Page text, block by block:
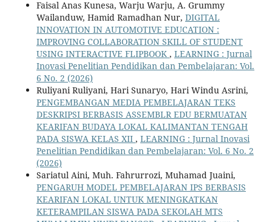
Faisal Anas Kunesa, Warju Warju, A. Grummy
Wailanduw, Hamid Ramadhan Nur, DIGITAL
INNOVATION IN AUTOMOTIVE EDUCATION :
IMPROVING COLLABORATION SKILL OF STUDENT
USING INTERACTIVE FLIPBOOK , LEARNING : Jurnal
Inovasi Penelitian Pendidikan dan Pembelajaran: Vol.
6 No. 2 (2026)
Ruliyani Ruliyani, Hari Sunaryo, Hari Windu Asrini,
PENGEMBANGAN MEDIA PEMBELAJARAN TEKS
DESKRIPSI BERBASIS ASSEMBLR EDU BERMUATAN
KEARIFAN BUDAYA LOKAL KALIMANTAN TENGAH
PADA SISWA KELAS XII , LEARNING : Jurnal Inovasi
Penelitian Pendidikan dan Pembelajaran: Vol. 6 No. 2
(2026)
Sariatul Aini, Muh. Fahrurrozi, Muhamad Juaini,
PENGARUH MODEL PEMBELAJARAN IPS BERBASIS
KEARIFAN LOKAL UNTUK MENINGKATKAN
KETERAMPILAN SISWA PADA SEKOLAH MTS